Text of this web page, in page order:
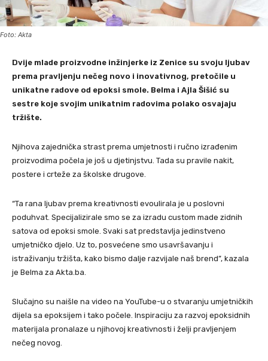
Foto: Akta
Dvije mlade proizvodne inžinjerke iz Zenice su svoju ljubav
prema pravljenju nečeg novo i inovativnog, pretočile u
unikatne radove od epoksi smole. Belma i Ajla Šišić su
sestre koje svojim unikatnim radovima polako osvajaju
tržište.
Njihova zajednička strast prema umjetnosti i ručno izrađenim
proizvodima počela je još u djetinjstvu. Tada su pravile nakit,
postere i crteže za školske drugove.
“Ta rana ljubav prema kreativnosti evoulirala je u poslovni
poduhvat. Specijalizirale smo se za izradu custom made zidnih
satova od epoksi smole. Svaki sat predstavlja jedinstveno
umjetničko djelo. Uz to, posvećene smo usavršavanju i
istraživanju tržišta, kako bismo dalje razvijale naš brend”, kazala
je Belma za Akta.ba.
Slučajno su naišle na video na YouTube-u o stvaranju umjetničkih
dijela sa epoksijem i tako počele. Inspiraciju za razvoj epoksidnih
materijala pronalaze u njihovoj kreativnosti i želji pravljenjem
nečeg novog.